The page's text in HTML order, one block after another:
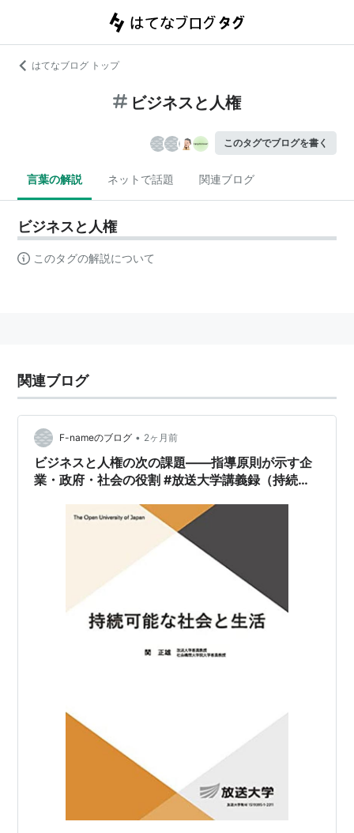
はてなブログ トップ
ビジネスと人権
このタグでブログを書く
言葉の解説 ネットで話題 関連ブログ
ビジネスと人権
このタグの解説について
関連ブログ
F-nameのブログ • 2ヶ月前
ビジネスと人権の次の課題――指導原則が示す企
業・政府・社会の役割 #放送大学講義録（持続可